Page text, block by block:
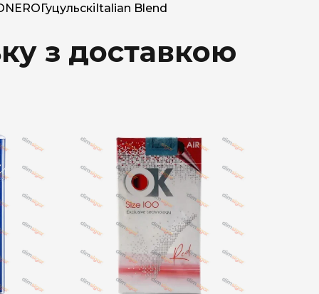
NEROГуцульскіItalian Blend
з доставкою